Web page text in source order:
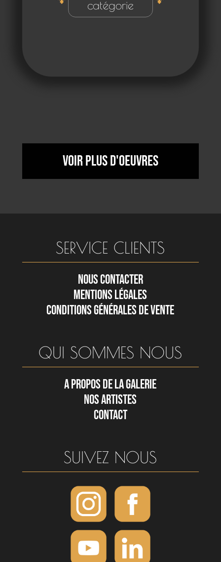
catégorie
Voir plus d'oeuvres
SERVICE CLIENTS
NOUS CONTACTER
MENTIONS LÉGALES
CONDITIONS GÉNÉRALES DE VENTE
QUI SOMMES NOUS
A PROPOS DE LA GALERIE
NOS ARTISTES
CONTACT
SUIVEZ NOUS